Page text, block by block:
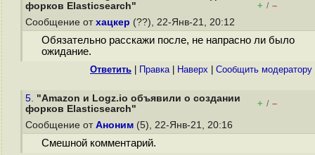
форков Elasticsearch"
+ / –
Сообщение от хацкер (??), 22-Янв-21, 20:12
Обязательно расскажи после, не напрасно ли было
ожидание.
Ответить Правка| Наверх Cообщить модератору
5. "Amazon и Logz.io объявили о создании
форков Elasticsearch"
+ / –
Сообщение от Аноним (5), 22-Янв-21, 20:16
Смешной комментарий.